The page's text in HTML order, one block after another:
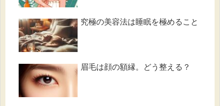
究極の美容法は睡眠を極めること
眉毛は顔の額縁。どう整える？